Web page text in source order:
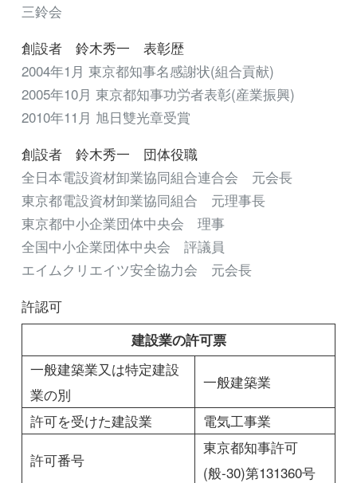
三鈴会
創設者 鈴木秀一
表彰歴
2004年1月 東京都知事名感謝状(組合貢献)
2005年10月 東京都知事功労者表彰(産業振興)
2010年11月 旭日雙光章受賞
創設者 鈴木秀一
団体役職
全日本電設資材卸業協同組合連合会 元会長
東京都電設資材卸業協同組合 元理事長
東京都中小企業団体中央会 理事
全国中小企業団体中央会 評議員
エイムクリエイツ安全協力会 元会長
許認可
建設業の許可票
一般建築業又は特定建設
業の別
一般建築業
許可を受けた建設業
電気工事業
許可番号
東京都知事許可
(般-30)第131360号